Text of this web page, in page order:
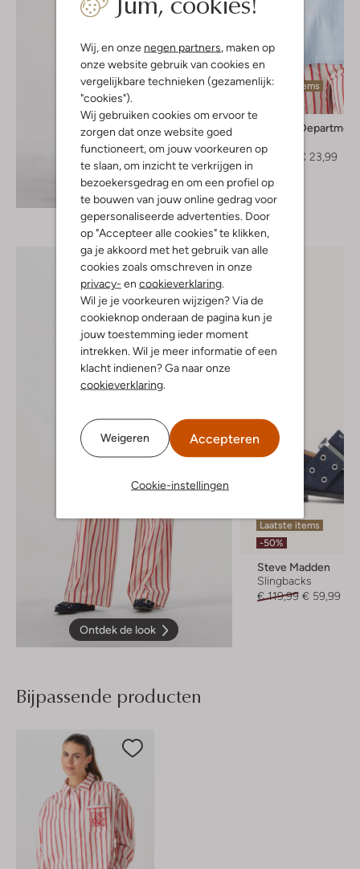
Wij, en onze negen partners , maken op
onze website gebruik van cookies en
vergelijkbare technieken (gezamenlijk:
"cookies").
Wij gebruiken cookies om ervoor te
zorgen dat onze website goed
functioneert, om jouw voorkeuren op
te slaan, om inzicht te verkrijgen in
bezoekersgedrag en om een profiel op
te bouwen van jouw online gedrag voor
gepersonaliseerde advertenties. Door
op "Accepteer alle cookies" te klikken,
ga je akkoord met het gebruik van alle
cookies zoals omschreven in onze
privacy- en cookieverklaring
Wil je je voorkeuren wijzigen? Via de
cookieknop onderaan de pagina kun je
jouw toestemming ieder moment
intrekken. Wil je meer informatie of een
klacht indienen? Ga naar onze
cookieverklaring
Weigeren Accepteren
Cookie-instellingen
Ontdek de look
Laatste items
Refined Department
€ 39,99
€ 23,99
Ontdek de look
Laatste items
-50%
Steve Madden
Slingbacks
€ 119,99 € 59,99
Bijpassende producten